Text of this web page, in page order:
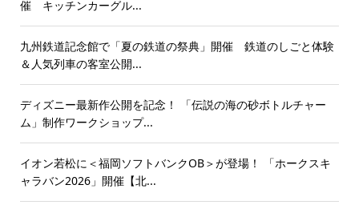
催 キッチンカーグル...
九州鉄道記念館で「夏の鉄道の祭典」開催 鉄道のしごと体験
＆人気列車の客室公開...
ディズニー最新作公開を記念！ 「伝説の海の砂ボトルチャー
ム」制作ワークショップ...
イオン若松に＜福岡ソフトバンクOB＞が登場！ 「ホークスキ
ャラバン2026」開催【北...